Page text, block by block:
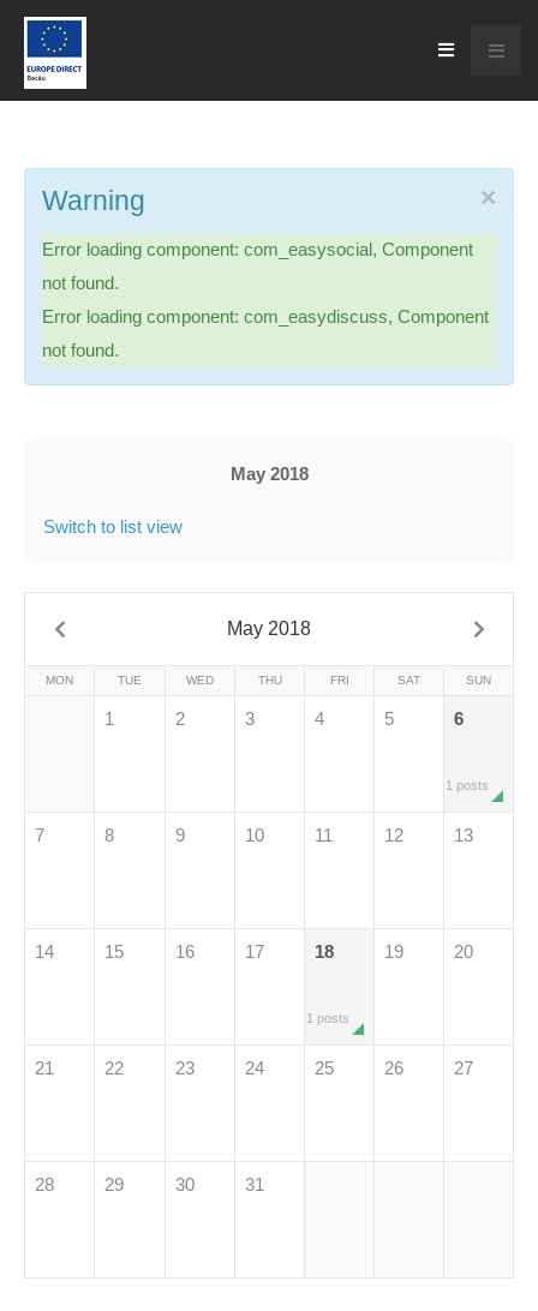
×
Warning
Error loading component: com_easysocial, Component
not found.
Error loading component: com_easydiscuss, Component
not found.
May 2018
Switch to list view
May 2018
MON TUE WED THU FRI SAT SUN
1 2 3 4 5 6
1 posts
7 8 9 10 11 12 13
14 15 16 17 18
1 posts
19 20
21 22 23 24 25 26 27
28 29 30 31